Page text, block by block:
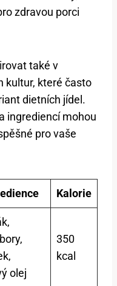
zdravou porci
také v
kultur, které často
dietních jídel.
ingrediencí mohou
pro vaše
Kalorie
olej
350
kcal